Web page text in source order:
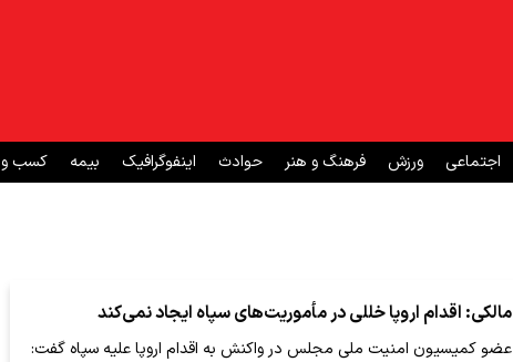
اجتماعی ورزش فرهنگ و هنر حوادث اینفوگرافیک بیمه کسب و
مالکی: اقدام اروپا خللی در مأموریت‌های سپاه ایجاد نمی‌کند
عضو کمیسیون امنیت ملی مجلس در واکنش به اقدام اروپا علیه سپاه گفت: